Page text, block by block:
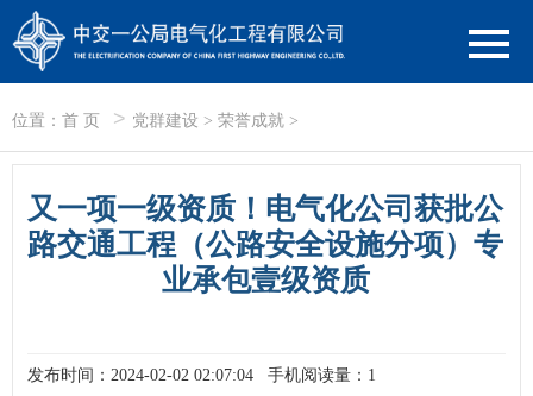
位置： 首 页 > 党群建设 > 荣誉成就 >
又一项一级资质！电气化公司获批公
路交通工程（公路安全设施分项）专
业承包壹级资质
发布时间：2024-02-02 02:07:04 手机阅读量：1